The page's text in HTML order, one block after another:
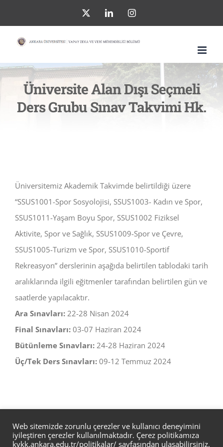
to
content
LinkedInInstagram
Üniversite Alan Dışı Seçmeli
Ders Grubu Sınav Takvimi Hk.
Üniversitemiz Akademik Takvimde belirtildiği üzere
“SSUS1001-Spor Sosyolojisi, SSUS1003- Kadın ve Spor,
SSUS1011-Yaşam Boyu Spor, SSUS1002 Fiziksel
Aktivite, Spor ve Sağlık, SSUS1009-Spor ve Çevre,
SSUS1005-Turizm ve Spor, SSUS1010-Sportif
Rekreasyon” derslerinin aşağıda belirtilen tablodaki tarih
aralıklarında ilgili eğitmenler tarafından belirtilen gün ve
saatlerde yapılacaktır.
Ara Sınavları: 22-28 Nisan 2024
Final Sınavları: 03-07 Haziran 2024
Bütünleme Sınavları: 24-28 Haziran 2024
Üç/Tek Ders Sınavları: 09-12 Temmuz 2024
Web sitemizde zorunlu çerezler ve kullanıcı deneyimini
iyileştiren çerezler kullanılmaktadır. Çerez politikamıza
kvkk.ankara.edu.tr/politikalar/ sayfasından ulaşabilirsiniz.